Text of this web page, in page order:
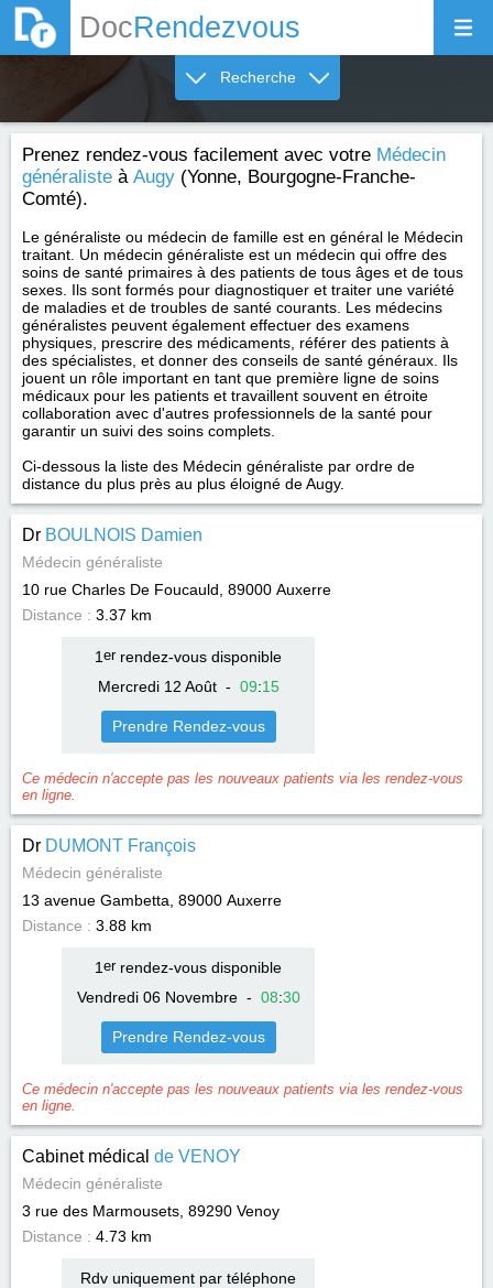
DocRendezvous
Recherche
Prenez rendez-vous facilement avec votre Médecin
généraliste à Augy (Yonne, Bourgogne-Franche-
Comté).
Le généraliste ou médecin de famille est en général le Médecin
traitant. Un médecin généraliste est un médecin qui offre des
soins de santé primaires à des patients de tous âges et de tous
sexes. Ils sont formés pour diagnostiquer et traiter une variété
de maladies et de troubles de santé courants. Les médecins
généralistes peuvent également effectuer des examens
physiques, prescrire des médicaments, référer des patients à
des spécialistes, et donner des conseils de santé généraux. Ils
jouent un rôle important en tant que première ligne de soins
médicaux pour les patients et travaillent souvent en étroite
collaboration avec d'autres professionnels de la santé pour
garantir un suivi des soins complets.
Ci-dessous la liste des Médecin généraliste par ordre de
distance du plus près au plus éloigné de Augy.
Dr BOULNOIS Damien
Médecin généraliste
10 rue Charles De Foucauld, 89000 Auxerre
Distance : 3.37 km
1 errendez-vous disponible
Mercredi 12 Août- 09:15
Prendre Rendez-vous
Ce médecin n'accepte pas les nouveaux patients via les rendez-vous
en ligne.
Dr DUMONT François
Médecin généraliste
13 avenue Gambetta, 89000 Auxerre
Distance : 3.88 km
1 errendez-vous disponible
Vendredi 06 Novembre- 08:30
Prendre Rendez-vous
Ce médecin n'accepte pas les nouveaux patients via les rendez-vous
en ligne.
Cabinet médical de VENOY
Médecin généraliste
3 rue des Marmousets, 89290 Venoy
Distance : 4.73 km
Rdv uniquement par téléphone